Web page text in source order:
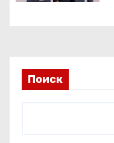
с
яПоиск